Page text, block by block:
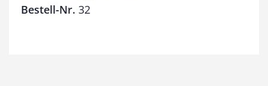
Bestell-Nr. 32